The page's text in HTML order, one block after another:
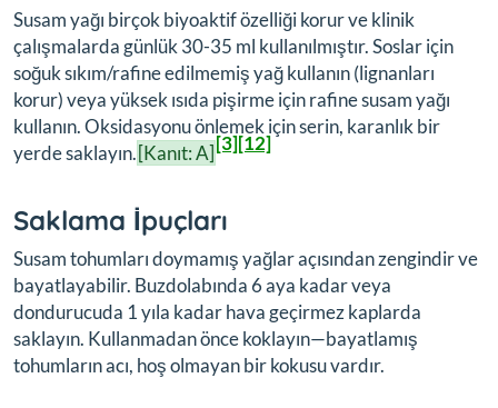
Susam yağı birçok biyoaktif özelliği korur ve klinik
çalışmalarda günlük 30-35 ml kullanılmıştır. Soslar için
soğuk sıkım/rafine edilmemiş yağ kullanın (lignanları
korur) veya yüksek ısıda pişirme için rafine susam yağı
kullanın. Oksidasyonu önlemek için serin, karanlık bir
yerde saklayın.[Kanıt: A][3][12]
Saklama İpuçları
Susam tohumları doymamış yağlar açısından zengindir ve
bayatlayabilir. Buzdolabında 6 aya kadar veya
dondurucuda 1 yıla kadar hava geçirmez kaplarda
saklayın. Kullanmadan önce koklayın—bayatlamış
tohumların acı, hoş olmayan bir kokusu vardır.